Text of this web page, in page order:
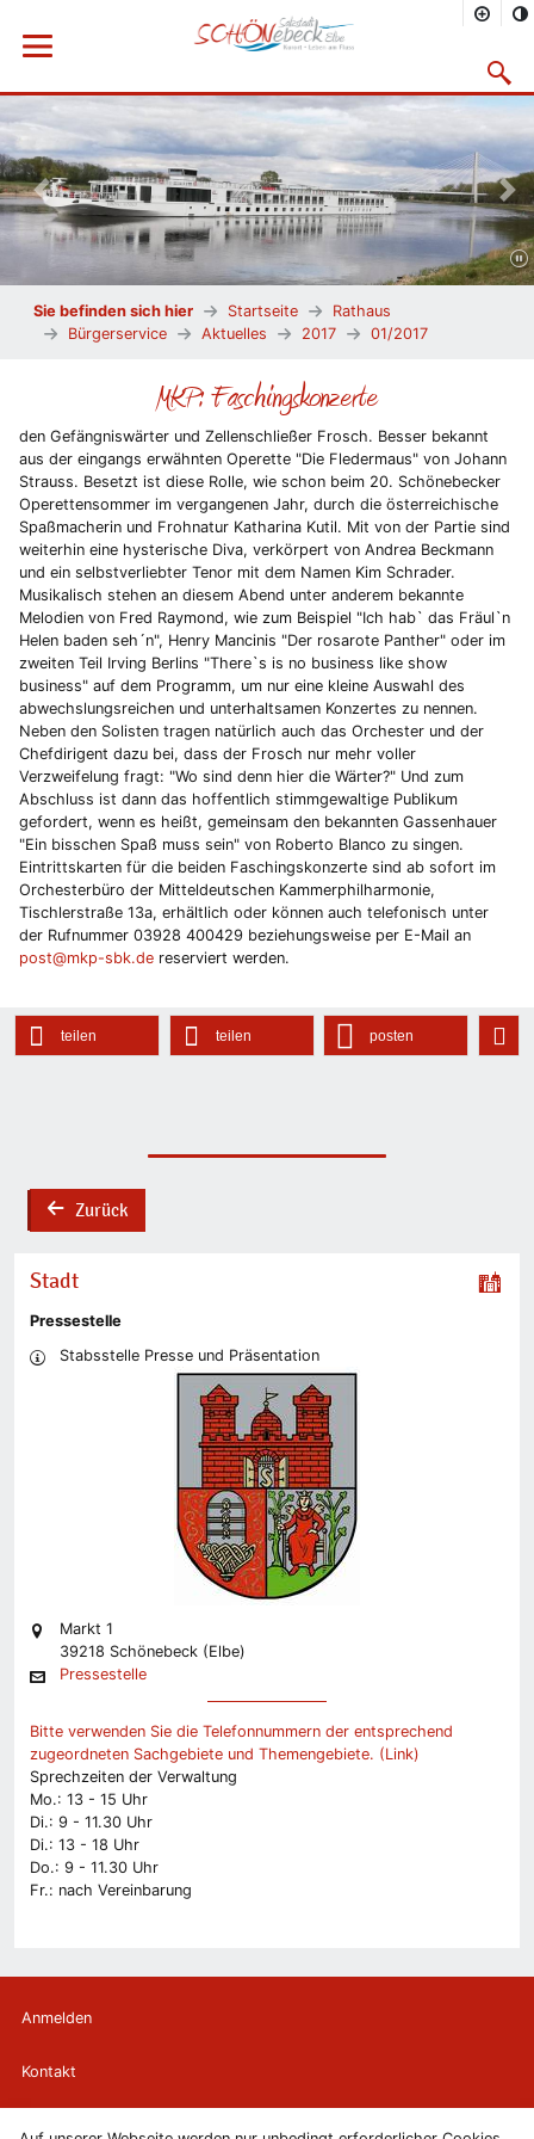
Menü öffnen
Vorheriges Bild
Sie befinden sich hier Startseite
Rathaus
Bürgerservice
Aktuelles 2017 01/2017
MKP: Faschingskonzerte
den Gefängniswärter und Zellenschließer Frosch. Besser bekannt
aus der eingangs erwähnten Operette "Die Fledermaus" von Johann
Strauss. Besetzt ist diese Rolle, wie schon beim 20. Schönebecker
Operettensommer im vergangenen Jahr, durch die österreichische
Spaßmacherin und Frohnatur Katharina Kutil. Mit von der Partie sind
weiterhin eine hysterische Diva, verkörpert von Andrea Beckmann
und ein selbstverliebter Tenor mit dem Namen Kim Schrader.
Musikalisch stehen an diesem Abend unter anderem bekannte
Melodien von Fred Raymond, wie zum Beispiel "Ich hab` das Fräul`n
Helen baden seh´n", Henry Mancinis "Der rosarote Panther" oder im
zweiten Teil Irving Berlins "There`s is no business like show
business" auf dem Programm, um nur eine kleine Auswahl des
abwechslungsreichen und unterhaltsamen Konzertes zu nennen.
Neben den Solisten tragen natürlich auch das Orchester und der
Chefdirigent dazu bei, dass der Frosch nur mehr voller
Verzweifelung fragt: "Wo sind denn hier die Wärter?" Und zum
Abschluss ist dann das hoffentlich stimmgewaltige Publikum
gefordert, wenn es heißt, gemeinsam den bekannten Gassenhauer
"Ein bisschen Spaß muss sein" von Roberto Blanco zu singen.
Eintrittskarten für die beiden Faschingskonzerte sind ab sofort im
Orchesterbüro der Mitteldeutschen Kammerphilharmonie,
Tischlerstraße 13a, erhältlich oder können auch telefonisch unter
der Rufnummer 03928 400429 beziehungsweise per E-Mail an
post@mkp-sbk.de reserviert werden.
teilen teilen posten
backZurück
Stadt
Pressestelle
Stabsstelle Presse und Präsentation
Markt 1
39218 Schönebeck (Elbe)
Pressestelle
Bitte verwenden Sie die Telefonnummern der entsprechend
zugeordneten Sachgebiete und Themengebiete. (Link)
Sprechzeiten der Verwaltung
Mo.: 13 - 15 Uhr
Di.: 9 - 11.30 Uhr
Di.: 13 - 18 Uhr
Do.: 9 - 11.30 Uhr
Fr.: nach Vereinbarung
Anmelden
Kontakt